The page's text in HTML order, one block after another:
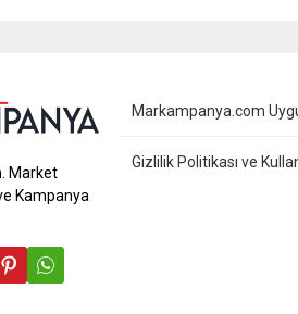
Market
Kampanya
Markampanya.com
Gizlilik Politikası ve